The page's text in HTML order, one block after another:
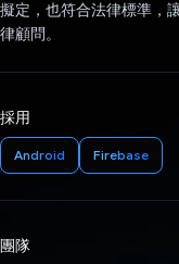
擬定，也符合法律標準，
律顧問。
採用
Android Firebase
團隊